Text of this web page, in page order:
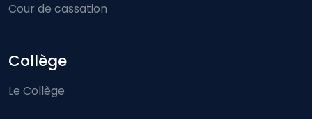
Cour de cassation
Collège
Le Collège